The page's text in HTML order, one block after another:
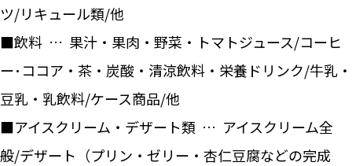
ツ/リキュール類/他
■飲料 … 果汁・果肉・野菜・トマトジュース/コーヒ
ー･ココア・茶・炭酸・清涼飲料・栄養ドリンク/牛乳・
豆乳・乳飲料/ケース商品/他
■アイスクリーム・デザート類 … アイスクリーム全
般/デザート（プリン・ゼリー・杏仁豆腐などの完成